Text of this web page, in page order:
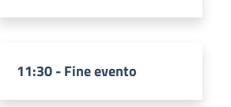
11:30 - Fine evento